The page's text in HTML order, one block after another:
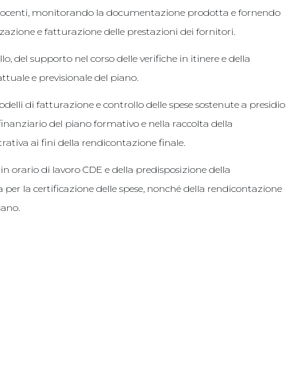
monitorando la documentazione prodotta e fornendo
e fatturazione delle prestazioni dei fornitori.
del supporto nel corso delle verifiche in itinere e della
e previsionale del piano.
di fatturazione e controllo delle spese sostenute a presidio
del piano formativo e nella raccolta della
ai fini della rendicontazione finale.
orario di lavoro CDE e della predisposizione della
la certificazione delle spese, nonché della rendicontazione